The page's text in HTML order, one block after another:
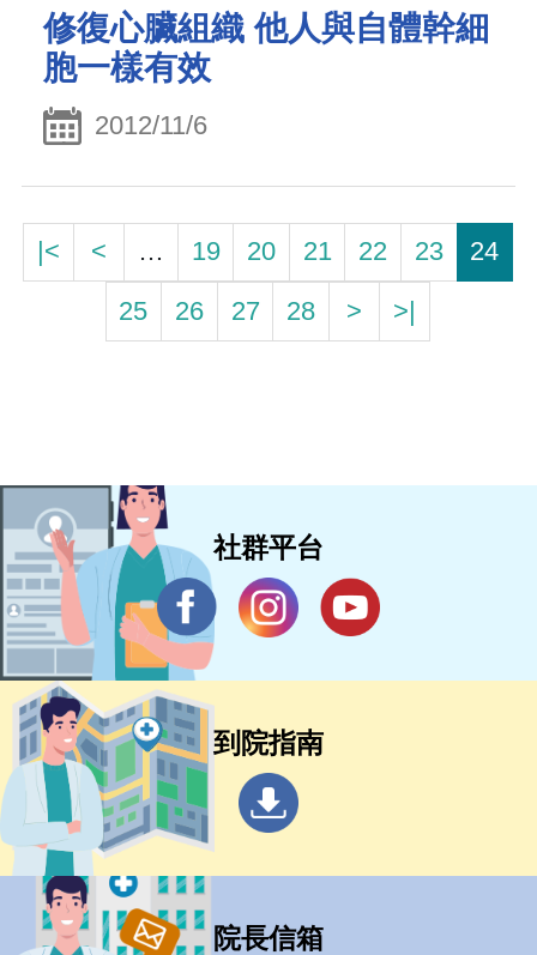
修復心臟組織 他人與自體幹細
胞一樣有效
2012/11/6
|< < … 19 20 21 22 23
24
25
26 27 28 > >|
社群平台
到院指南
院長信箱